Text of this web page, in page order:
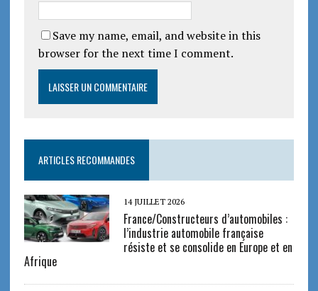
Save my name, email, and website in this
browser for the next time I comment.
ARTICLES RECOMMANDES
14 JUILLET 2026
France/Constructeurs d’automobiles :
l’industrie automobile française
résiste et se consolide en Europe et en
Afrique